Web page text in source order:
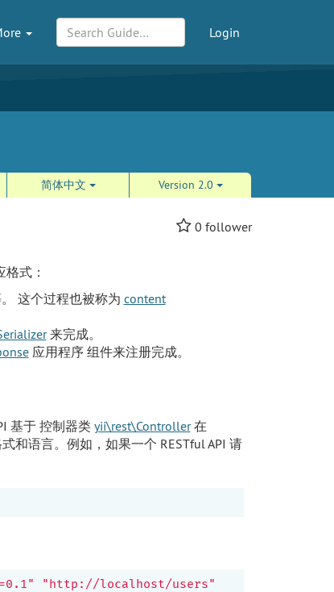
Login
简体中文 Version 2.0
0 follower
式：
这个过程也被称为 content
来完成。
应用程序 组件来注册完成。
基于 控制器类 yii\rest\Controller在
和语言。例如，如果一个 RESTful API 请
"http://localhost/users"